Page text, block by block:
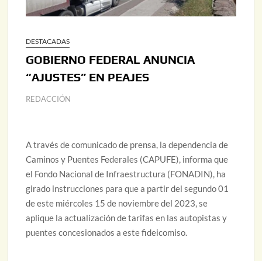
DESTACADAS
GOBIERNO FEDERAL ANUNCIA
“AJUSTES” EN PEAJES
REDACCIÓN
A través de comunicado de prensa, la dependencia de
Caminos y Puentes Federales (CAPUFE), informa que
el Fondo Nacional de Infraestructura (FONADIN), ha
girado instrucciones para que a partir del segundo 01
de este miércoles 15 de noviembre del 2023, se
aplique la actualización de tarifas en las autopistas y
puentes concesionados a este fideicomiso.